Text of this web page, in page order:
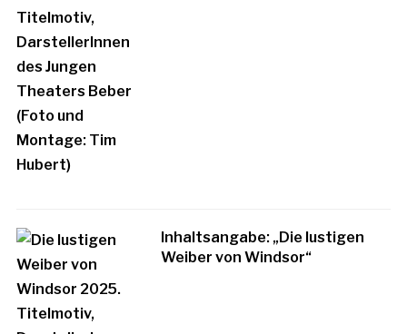
Inhaltsangabe: „Die lustigen
Weiber von Windsor“